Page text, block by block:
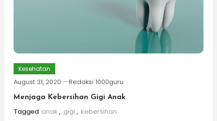
Kesehatan
August 31, 2020 Redaksi 1000guru
Menjaga Kebersihan Gigi Anak
Tagged anak , gigi , kebersihan